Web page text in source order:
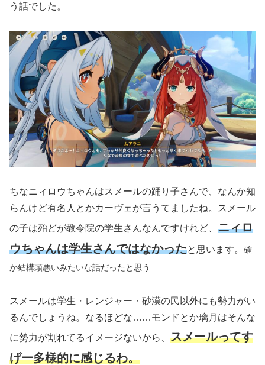
う話でした。
ちなニィロウちゃんはスメールの踊り子さんで、なんか知
らんけど有名人とかカーヴェが言うてましたね。スメール
の子は殆どが教令院の学生さんなんですけれど、 ニィロ
ウちゃんは学生さんではなかったと思います。 確
か結構頭悪いみたいな話だったと思う…
スメールは学生・レンジャー・砂漠の民以外にも勢力がい
るんでしょうね。なるほどな……モンドとか璃月はそんな
に勢力が割れてるイメージないから、 スメールってす
げー多様的に感じるわ。